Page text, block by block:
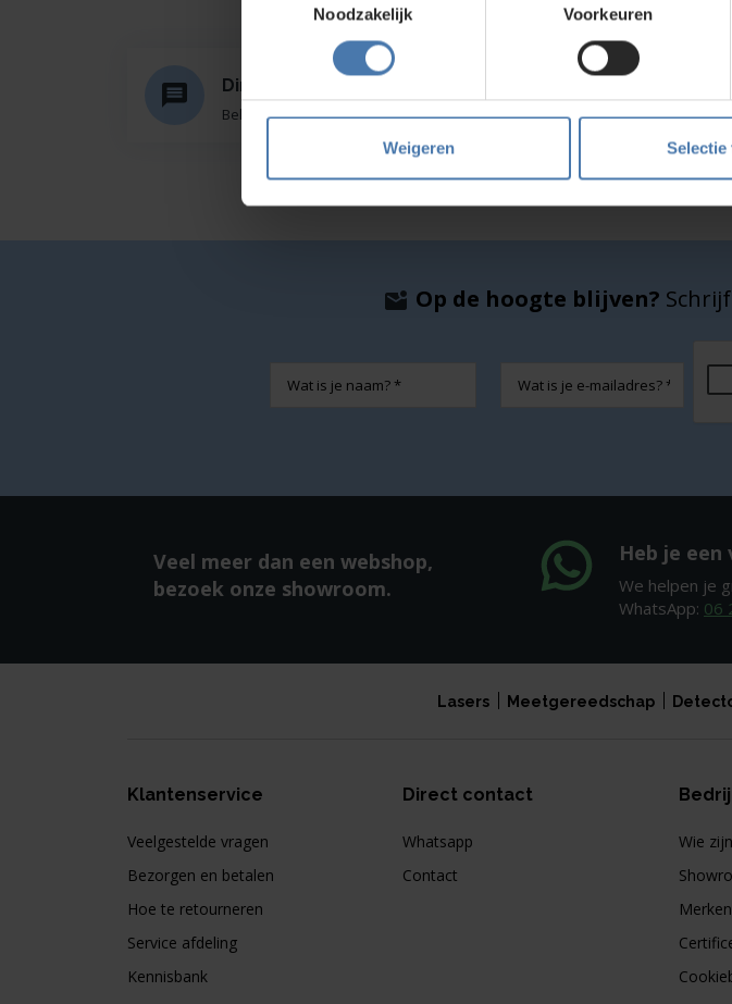
Noodzakelijk
Voorkeuren
Weigeren Selectie
Direct en snel contact
Bel Whatsapp of mail Onze eigen
Op de hoogte blijven?
mailadres
Veel meer dan een webshop,
bezoek onze showroom.
Heb je een
We helpen je
WhatsApp: 06
Lasers Meetgereedschap
Klantenservice
Veelgestelde vragen
Bezorgen en betalen
Hoe te retourneren
Service afdeling
Kennisbank
Direct contact
Whatsapp
Contact
Wie
Merken